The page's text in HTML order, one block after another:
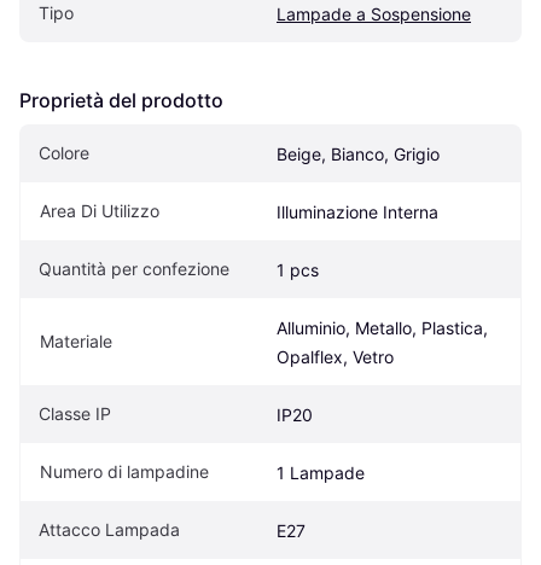
Tipo Lampade a Sospensione
Proprietà del prodotto
Colore Beige, Bianco, Grigio
Area Di Utilizzo Illuminazione Interna
Quantità per confezione 1 pcs
Materiale
Alluminio, Metallo, Plastica,
Opalflex, Vetro
Classe IP IP20
Numero di lampadine 1 Lampade
Attacco Lampada E27